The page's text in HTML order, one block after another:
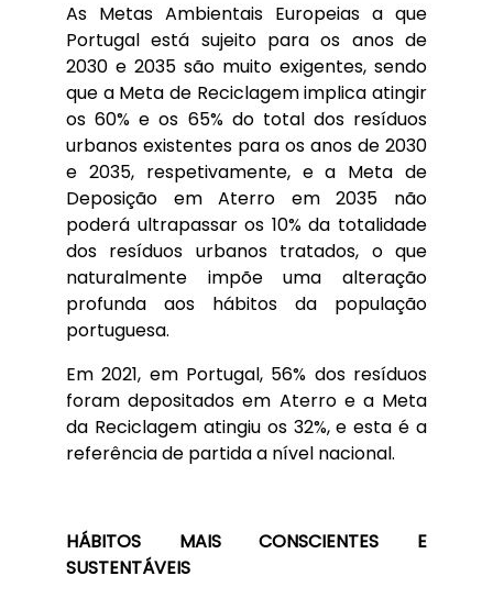
As Metas Ambientais Europeias a que
Portugal está sujeito para os anos de
2030 e 2035 são muito exigentes, sendo
que a Meta de Reciclagem implica atingir
os 60% e os 65% do total dos resíduos
urbanos existentes para os anos de 2030
e 2035, respetivamente, e a Meta de
Deposição em Aterro em 2035 não
poderá ultrapassar os 10% da totalidade
dos resíduos urbanos tratados, o que
naturalmente impõe uma alteração
profunda aos hábitos da população
portuguesa.
Em 2021, em Portugal, 56% dos resíduos
foram depositados em Aterro e a Meta
da Reciclagem atingiu os 32%, e esta é a
referência de partida a nível nacional.
HÁBITOS MAIS CONSCIENTES E
SUSTENTÁVEIS